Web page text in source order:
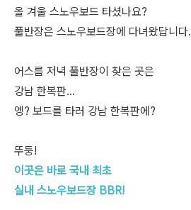
올 겨울 스노우보드 타셨나요?
풀반장은 스노우보드장에 다녀왔답니다.
어스름 저녁 풀반장이 찾은 곳은
강남 한복판...
엥? 보드를 타러 강남 한복판에?
뚜둥!
이곳은 바로 국내 최초
실내 스노우보드장 BBR!